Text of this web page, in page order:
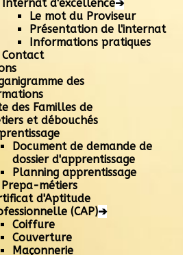
Internat d'excellence➔
Le mot du Proviseur
Présentation de l'internat
Informations pratiques
Contact
des
des Familles de
et débouchés
Document de demande de
dossier d'apprentissage
Planning apprentissage
métiers
d'Aptitude
(CAP)➔
Coiffure
Couverture
Maçonnerie